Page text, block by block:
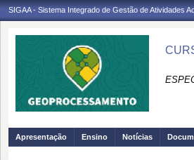
SIGAA - Sistema Integrado de Gestão de Atividades
Apresentação Ensino Notícias